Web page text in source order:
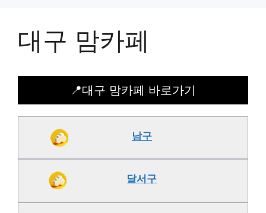
대구 맘카페
📍대구 맘카페 바로가기
남구
달서구